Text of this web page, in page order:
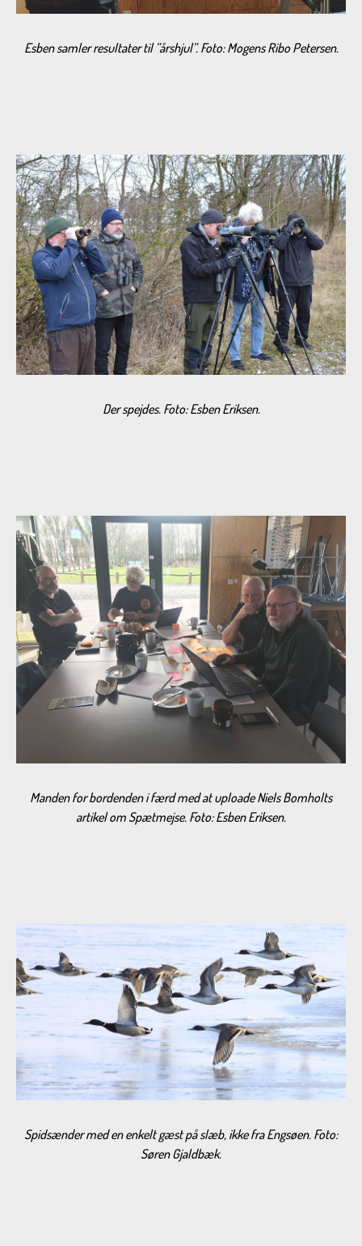
Esben samler resultater til ”årshjul”. Foto: Mogens Ribo Petersen.
Der spejdes. Foto: Esben Eriksen.
Manden for bordenden i færd med at uploade Niels Bomholts
artikel om Spætmejse. Foto: Esben Eriksen.
Spidsænder med en enkelt gæst på slæb, ikke fra Engsøen. Foto:
Søren Gjaldbæk.